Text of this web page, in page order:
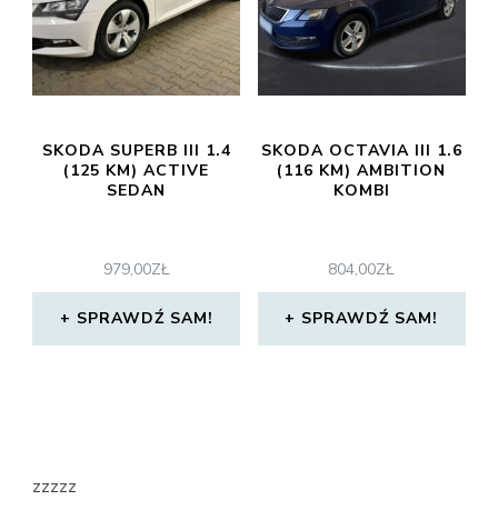
SKODA SUPERB III 1.4
(125 KM) ACTIVE
SEDAN
979,00ZŁ
SPRAWDŹ SAM!
SKODA OCTAVIA III 1.6
(116 KM) AMBITION
KOMBI
804,00ZŁ
SPRAWDŹ SAM!
zzzzz